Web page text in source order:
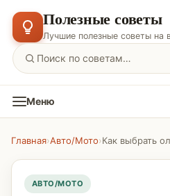
Полезные советы
Лучшие полезные советы на
Меню
Главная›Авто/Мото›Как выбрать
АВТО/МОТО